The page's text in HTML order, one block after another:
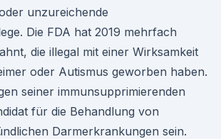
unzureichende
Die FDA hat 2019 mehrfach
die illegal mit einer Wirksamkeit
oder Autismus geworben haben.
seiner immunsupprimierenden
für die Behandlung von
Darmerkrankungen sein.